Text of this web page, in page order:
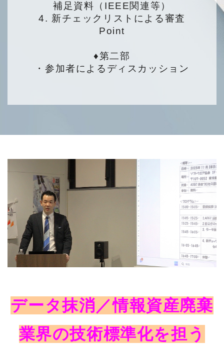
補足資料（ IEEE関連等）
4. 新チェックリストによる審査
Point
♦第二部
・参加者によるディスカッション
データ抹消／情報資産廃棄
業界の技術標準化を担う